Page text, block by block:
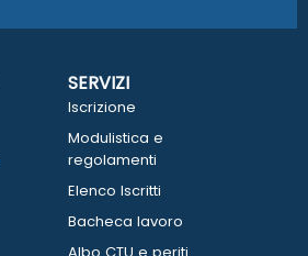
SERVIZI
Iscrizione
Modulistica e
regolamenti
Elenco Iscritti
Bacheca lavoro